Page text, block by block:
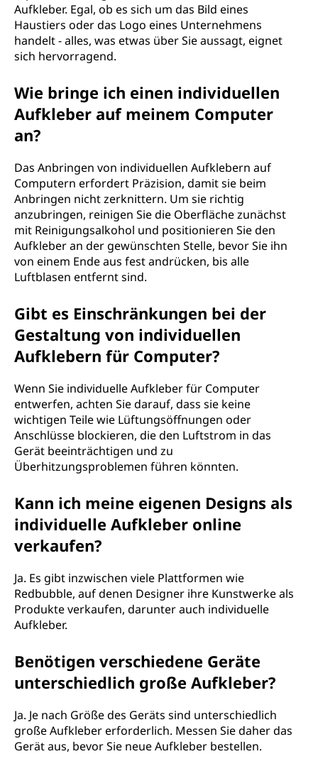
Aufkleber. Egal, ob es sich um das Bild eines
Haustiers oder das Logo eines Unternehmens
handelt - alles, was etwas über Sie aussagt, eignet
sich hervorragend.
Wie bringe ich einen individuellen
Aufkleber auf meinem Computer
an?
Das Anbringen von individuellen Aufklebern auf
Computern erfordert Präzision, damit sie beim
Anbringen nicht zerknittern. Um sie richtig
anzubringen, reinigen Sie die Oberfläche zunächst
mit Reinigungsalkohol und positionieren Sie den
Aufkleber an der gewünschten Stelle, bevor Sie ihn
von einem Ende aus fest andrücken, bis alle
Luftblasen entfernt sind.
Gibt es Einschränkungen bei der
Gestaltung von individuellen
Aufklebern für Computer?
Wenn Sie individuelle Aufkleber für Computer
entwerfen, achten Sie darauf, dass sie keine
wichtigen Teile wie Lüftungsöffnungen oder
Anschlüsse blockieren, die den Luftstrom in das
Gerät beeinträchtigen und zu
Überhitzungsproblemen führen könnten.
Kann ich meine eigenen Designs als
individuelle Aufkleber online
verkaufen?
Ja. Es gibt inzwischen viele Plattformen wie
Redbubble, auf denen Designer ihre Kunstwerke als
Produkte verkaufen, darunter auch individuelle
Aufkleber.
Benötigen verschiedene Geräte
unterschiedlich große Aufkleber?
Ja. Je nach Größe des Geräts sind unterschiedlich
große Aufkleber erforderlich. Messen Sie daher das
Gerät aus, bevor Sie neue Aufkleber bestellen.